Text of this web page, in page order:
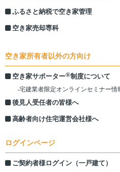
ふるさと納税で空き家管理
空き家売却専科
空き家所有者以外の方向け
空き家サポーター®制度について
-宅建業者限定オンラインセミナー情
後見人受任者の皆様へ
高齢者向け住宅運営会社様へ
ログインページ
ご契約者様ログイン（一戸建て）